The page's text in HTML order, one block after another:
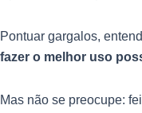
Pontuar gargalos,
fazer o melhor uso
Mas não se preocupe: